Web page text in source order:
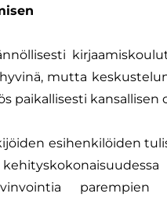
mutta
kansallisen
esihenkilöiden
parempien